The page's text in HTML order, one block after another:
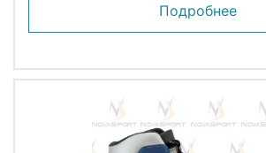
Подробнее